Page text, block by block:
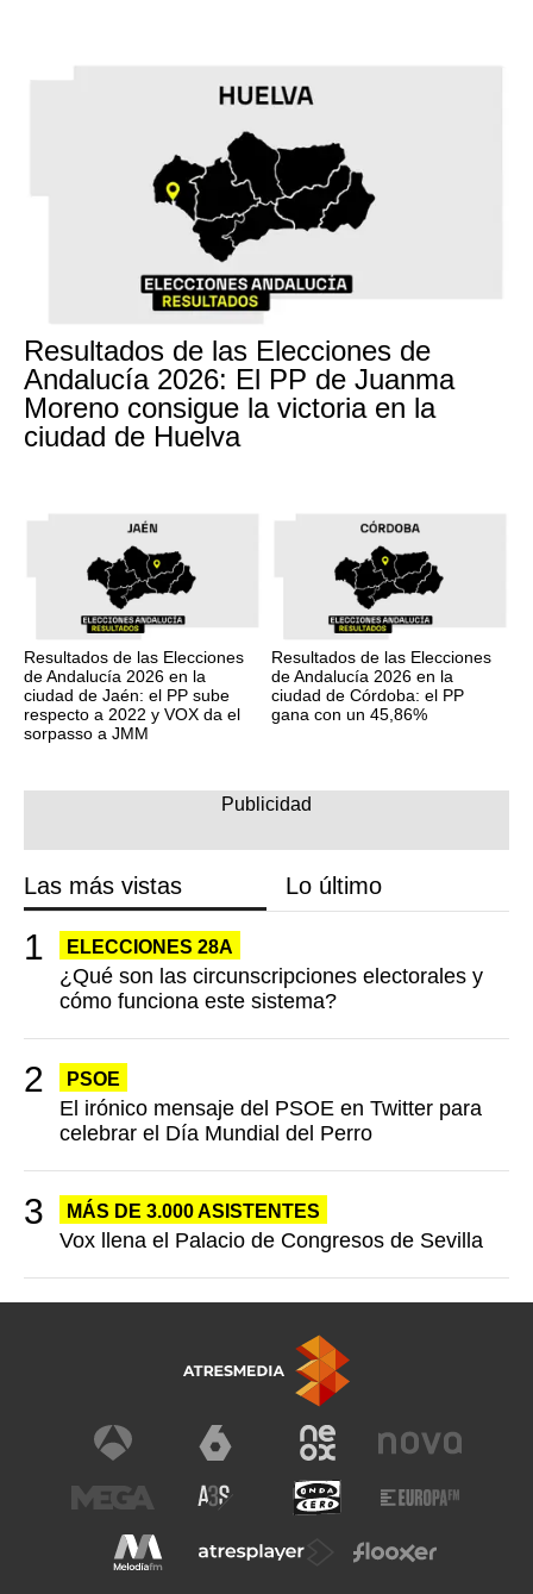
Resultados de las Elecciones de
Andalucía 2026: El PP de Juanma
Moreno consigue la victoria en la
ciudad de Huelva
Resultados de las Elecciones
de Andalucía 2026 en la
ciudad de Jaén: el PP sube
respecto a 2022 y VOX da el
sorpasso a JMM
Resultados de las Elecciones
de Andalucía 2026 en la
ciudad de Córdoba: el PP
gana con un 45,86%
Las más vistas Lo último
ELECCIONES 28A
¿Qué son las circunscripciones electorales y
cómo funciona este sistema?
PSOE
El irónico mensaje del PSOE en Twitter para
celebrar el Día Mundial del Perro
MÁS DE 3.000 ASISTENTES
Vox llena el Palacio de Congresos de Sevilla